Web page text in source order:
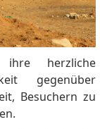
herzliche
gegenüber
Besuchern zu